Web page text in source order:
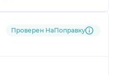
Проверен НаПоправку